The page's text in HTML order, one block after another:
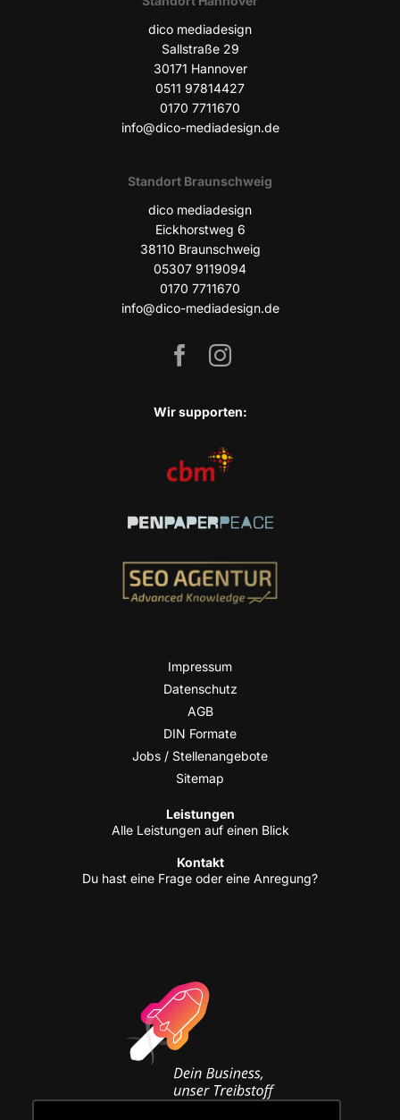
dico media­de­sign
Sall­stra­ße 29
30171 Han­no­ver
0511 97814427
0170 7711670
info@dico-mediadesign.de
Stand­ort Braunschweig
dico media­de­sign
Eick­horst­weg 6
38110 Braun­schweig
05307 9119094
0170 7711670
info@dico-mediadesign.de
Wir sup­port­en:
Impres­sum
Daten­schutz
AGB
DIN For­ma­te
Jobs / Stellenangebote
Site­map
Leis­tun­gen
Alle Leis­tun­gen auf einen Blick
Kon­takt
Du hast eine Fra­ge oder eine Anregung?